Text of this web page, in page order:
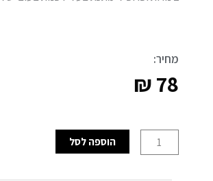
מחיר:
₪78
של
הוספה לסל